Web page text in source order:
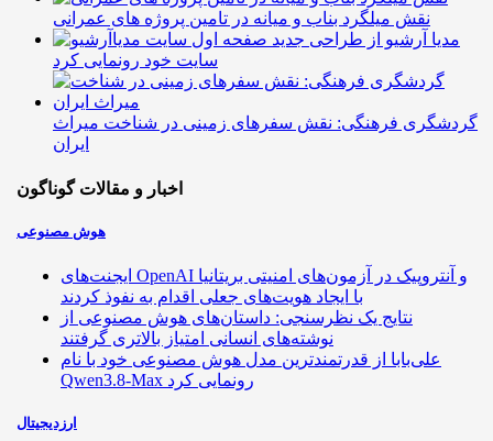
نقش میلگرد بناب و میانه در تامین پروژه های عمرانی
مدیا آرشیو از طراحی جدید
سایت خود رونمایی کرد
گردشگری فرهنگی: نقش سفرهای زمینی در شناخت میراث
ایران
اخبار و مقالات گوناگون
هوش مصنوعی
ایجنت‌های OpenAI و آنتروپیک در آزمون‌های امنیتی بریتانیا
با ایجاد هویت‌های جعلی اقدام به نفوذ کردند
نتایج یک نظرسنجی: داستان‌های هوش مصنوعی از
نوشته‌های انسانی امتیاز بالاتری گرفتند
علی‌بابا از قدرتمندترین مدل هوش مصنوعی خود با نام
Qwen3.8-Max رونمایی کرد
ارزدیجیتال